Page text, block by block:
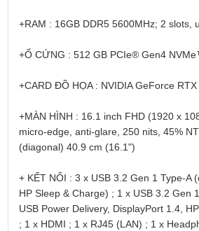
+RAM : 16GB DDR5 5600MHz; 2 slots,
+Ổ CỨNG : 512 GB PCIe® Gen4
+CARD ĐỒ HỌA : NVIDIA GeForce
+MÀN HÌNH : 16.1 inch FHD (1920 x
micro-edge, anti-glare, 250 nits, 45%
(diagonal) 40.9 cm (16.1")
+ KẾT NỐI : 3 x USB 3.2 Gen 1 Type-A
HP Sleep & Charge) ; 1 x USB 3.2 Gen
USB Power Delivery, DisplayPort 1.4,
; 1 x HDMI ; 1 x RJ45 (LAN) ; 1 x